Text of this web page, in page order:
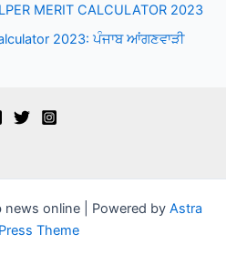
MERIT CALCULATOR 2023
2023: ਪੰਜਾਬ ਆਂਗਣਵਾੜੀ
online | Powered by Astra
Theme